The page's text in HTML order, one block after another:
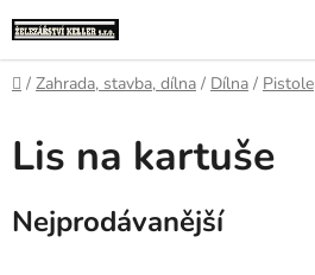
na
obsah
Domů
/ Zahrada, stavba, dílna / Dílna / Pistole
Lis na kartuše
Nejprodávanější